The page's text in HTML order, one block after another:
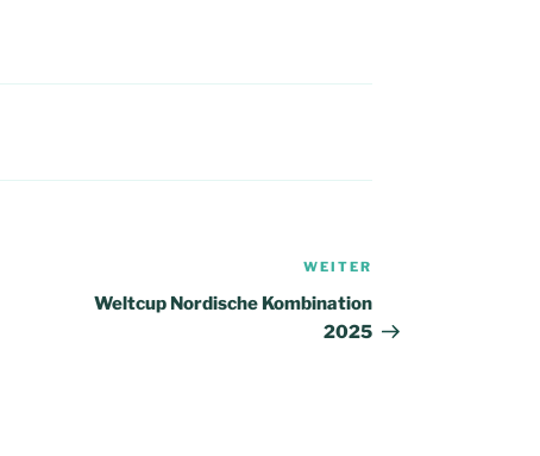
Beitrag
WEITER
Weltcup Nordische Kombination
2025